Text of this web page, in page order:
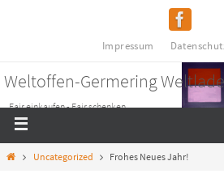
Impressum
Weltoffen-Germering
Fair einkaufen - Fair schenken
Uncategorized Frohes Neues Jahr!